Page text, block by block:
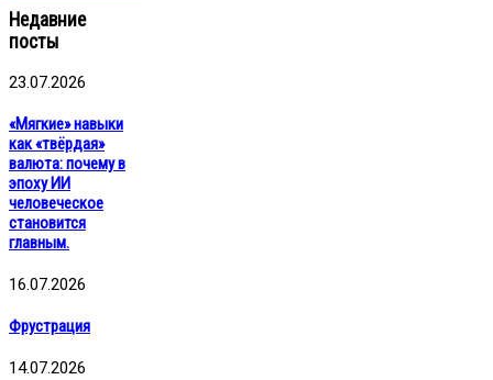
Недавние
посты
23.07.2026
«Мягкие» навыки
как «твёрдая»
валюта: почему в
эпоху ИИ
человеческое
становится
главным.
16.07.2026
Фрустрация
14.07.2026